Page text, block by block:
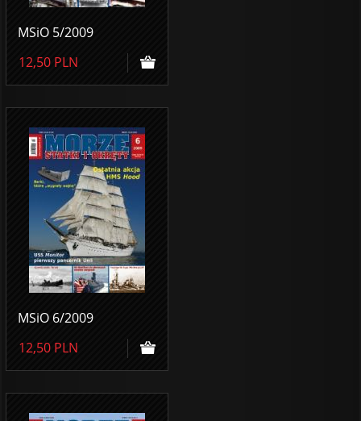
MSiO 5/2009
12,50 PLN
MSiO 6/2009
12,50 PLN